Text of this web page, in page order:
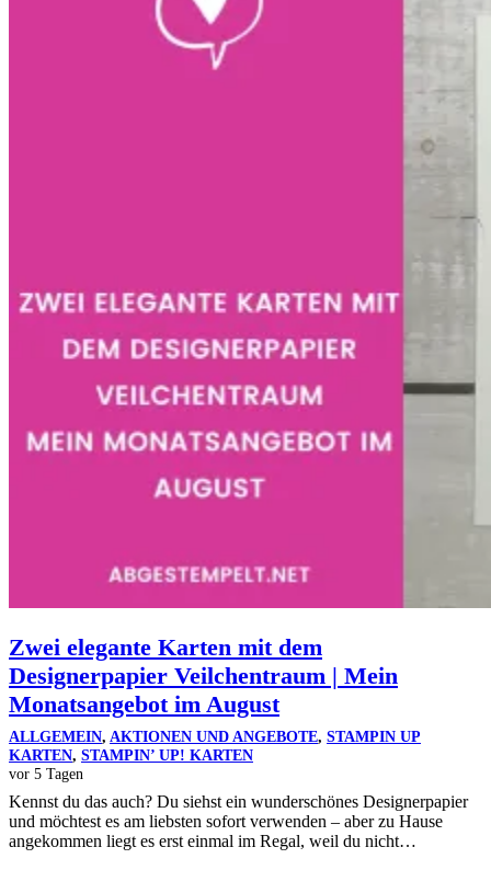
Zwei elegante Karten mit dem
Designerpapier Veilchentraum | Mein
Monatsangebot im August
ALLGEMEIN, AKTIONEN UND ANGEBOTE, STAMPIN UP
KARTEN, STAMPIN’ UP! KARTEN
vor 5 Tagen
Kennst du das auch? Du siehst ein wunderschönes Designerpapier
und möchtest es am liebsten sofort verwenden – aber zu Hause
angekommen liegt es erst einmal im Regal, weil du nicht…